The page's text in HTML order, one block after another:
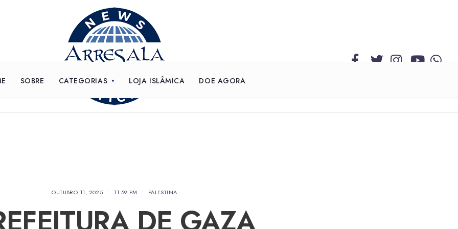
SOBRE CATEGORIAS LOJA ISLÂMICA DOE AGORA
OUTUBRO 11, 2025 • 11:59 PM • PALESTINA